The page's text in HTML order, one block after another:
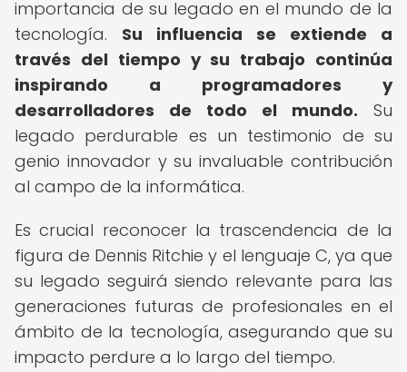
importancia de su legado en el mundo de la
tecnología. Su influencia se extiende a
través del tiempo y su trabajo continúa
inspirando a programadores y
desarrolladores de todo el mundo. Su
legado perdurable es un testimonio de su
genio innovador y su invaluable contribución
al campo de la informática.
Es crucial reconocer la trascendencia de la
figura de Dennis Ritchie y el lenguaje C, ya que
su legado seguirá siendo relevante para las
generaciones futuras de profesionales en el
ámbito de la tecnología, asegurando que su
impacto perdure a lo largo del tiempo.